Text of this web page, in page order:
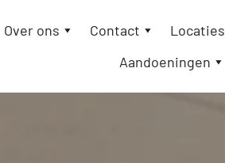
Over ons Contact
Locaties
Aandoeningen